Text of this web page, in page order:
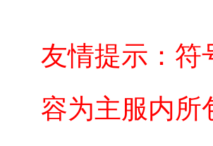
友情提示：符
容为主服内所